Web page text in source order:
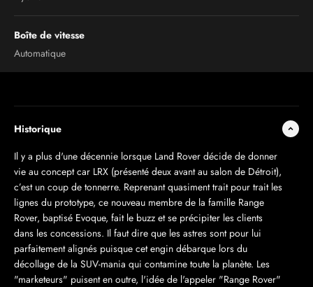
Boîte de vitesse
Automatique
Historique
Il y a plus d'une décennie lorsque Land Rover décide de donner
vie au concept car LRX (présenté deux avant au salon de Détroit),
c’est un coup de tonnerre. Reprenant quasiment trait pour trait les
lignes du prototype, ce nouveau membre de la famille Range
Rover, baptisé Evoque, fait le buzz et se précipiter les clients
dans les concessions. Il faut dire que les astres sont pour lui
parfaitement alignés puisque cet engin débarque lors du
décollage de la SUV-mania qui contamine toute la planète. Les
"marketeurs" puisent en outre, l'idée de l'appeler "Range Rover"